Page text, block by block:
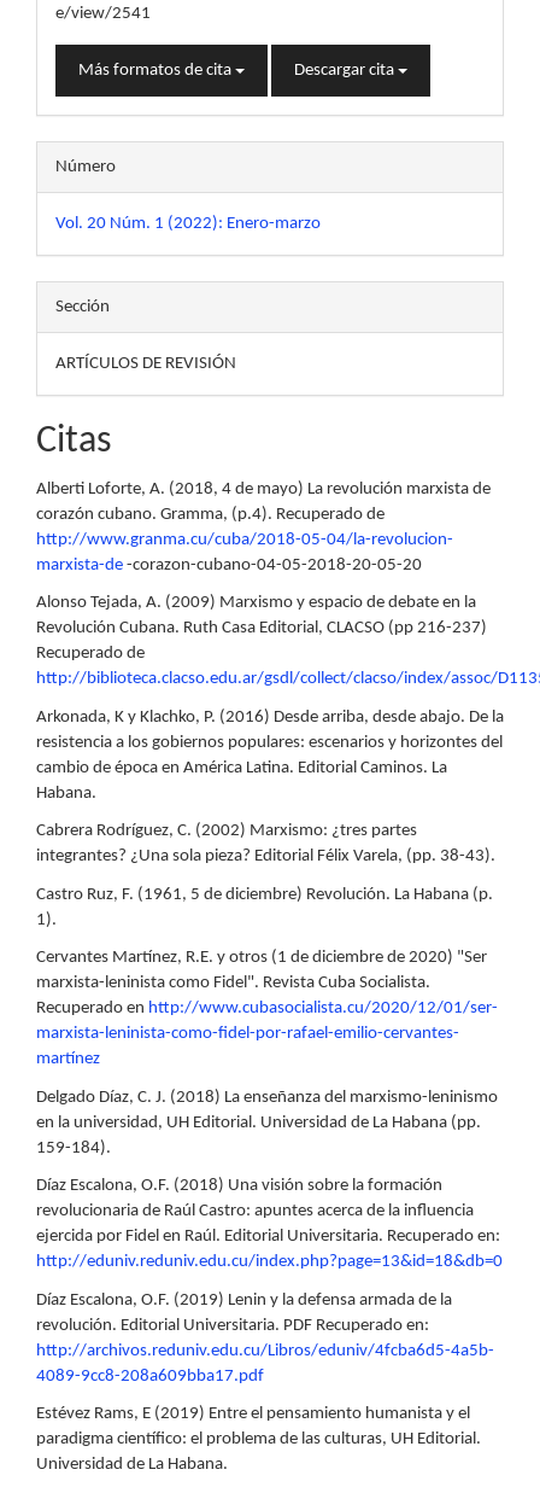
e/view/2541
Más formatos de cita Descargar cita
Número
Vol. 20 Núm. 1 (2022): Enero-marzo
Sección
ARTÍCULOS DE REVISIÓN
Citas
Alberti Loforte, A. (2018, 4 de mayo) La revolución marxista de
corazón cubano. Gramma, (p.4). Recuperado de
http://www.granma.cu/cuba/2018-05-04/la-revolucion-
marxista-de -corazon-cubano-04-05-2018-20-05-20
Alonso Tejada, A. (2009) Marxismo y espacio de debate en la
Revolución Cubana. Ruth Casa Editorial, CLACSO (pp 216-237)
Recuperado de
http://biblioteca.clacso.edu.ar/gsdl/collect/clacso/index/assoc/
Arkonada, K y Klachko, P. (2016) Desde arriba, desde abajo. De la
resistencia a los gobiernos populares: escenarios y horizontes del
cambio de época en América Latina. Editorial Caminos. La
Habana.
Cabrera Rodríguez, C. (2002) Marxismo: ¿tres partes
integrantes? ¿Una sola pieza? Editorial Félix Varela, (pp. 38-43).
Castro Ruz, F. (1961, 5 de diciembre) Revolución. La Habana (p.
1).
Cervantes Martínez, R.E. y otros (1 de diciembre de 2020) "Ser
marxista-leninista como Fidel". Revista Cuba Socialista.
Recuperado en http://www.cubasocialista.cu/2020/12/01/ser-
marxista-leninista-como-fidel-por-rafael-emilio-cervantes-
martínez
Delgado Díaz, C. J. (2018) La enseñanza del marxismo-leninismo
en la universidad, UH Editorial. Universidad de La Habana (pp.
159-184).
Díaz Escalona, O.F. (2018) Una visión sobre la formación
revolucionaria de Raúl Castro: apuntes acerca de la influencia
ejercida por Fidel en Raúl. Editorial Universitaria. Recuperado en:
http://eduniv.reduniv.edu.cu/index.php?page=13&id=18&db=0
Díaz Escalona, O.F. (2019) Lenin y la defensa armada de la
revolución. Editorial Universitaria. PDF Recuperado en:
http://archivos.reduniv.edu.cu/Libros/eduniv/4fcba6d5-4a5b-
4089-9cc8-208a609bba17.pdf
Estévez Rams, E (2019) Entre el pensamiento humanista y el
paradigma científico: el problema de las culturas, UH Editorial.
Universidad de La Habana.